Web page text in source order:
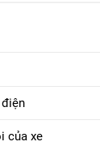
của xe